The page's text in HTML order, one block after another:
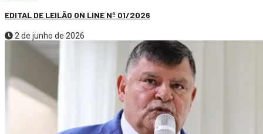
EDITAL DE LEILÃO ON LINE Nº 01/2026
2 de junho de 2026